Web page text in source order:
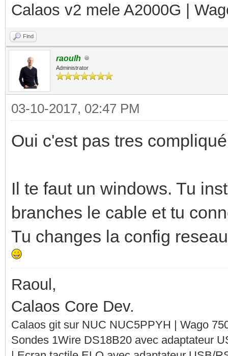
Calaos v2 mele A2000G |
Find
raoulh
Administrator
03-10-2017, 02:47 PM
Oui c'est pas tres
Il te faut un windows. Tu
branches le cable et tu
Tu changes la config
Raoul,
Calaos Core Dev.
Calaos git sur NUC NUC5PPYH | Wago
Sondes 1Wire DS18B20 avec adaptateur